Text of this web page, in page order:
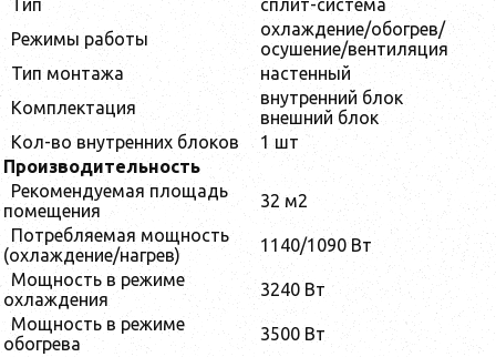
Тип
сплит-система
Режимы работы
охлаждение/обогрев/
осушение/вентиляция
Тип монтажа
настенный
Комплектация
внутренний блок
внешний блок
Кол-во внутренних блоков
1 шт
Производительность
Рекомендуемая площадь
помещения
32 м2
Потребляемая мощность
(охлаждение/нагрев)
1140/1090 Вт
Мощность в режиме
охлаждения
3240 Вт
Мощность в режиме
обогрева
3500 Вт